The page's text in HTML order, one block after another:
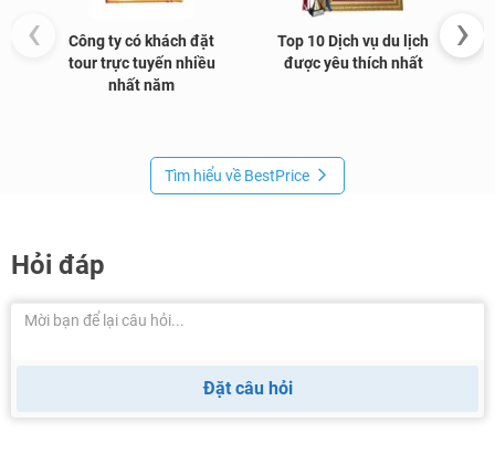
Công ty có khách đặt
tour trực tuyến nhiều
nhất năm
Top 10 Dịch vụ du lịch
được yêu thích nhất
‹ ›
Tìm hiểu về BestPrice
Hỏi đáp
Đặt câu hỏi